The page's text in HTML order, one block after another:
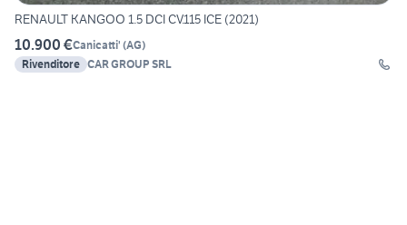
RENAULT KANGOO 1.5 DCI CV.115 ICE (2021)
10.900 €Canicatti' (AG)
Rivenditore CAR GROUP SRL